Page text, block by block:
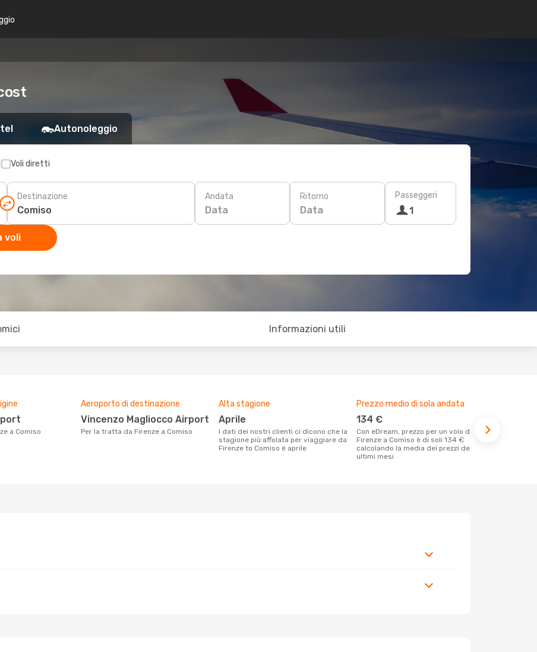
Autonoleggio
Voli diretti
Destinazione Andata
Data
Ritorno
Data
Passeggeri
1
voli
Informazioni utili
a Comiso
Aeroporto di destinazione
Vincenzo Magliocco Airport
Per la tratta da Firenze a Comiso
Alta stagione
aprile
I dati dei nostri clienti ci dicono che la
stagione più affolata per viaggiare da
Firenze to Comiso è aprile
Prezzo medio di sola andata
134 €
Con eDream, prezzo per un volo da
Firenze a Comiso è di soli 134 €
calcolando la media dei prezzi degli
ultimi mesi